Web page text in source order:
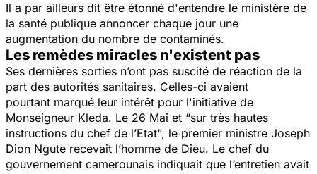
Il a par ailleurs dit être étonné d'entendre le ministère de
la santé publique annoncer chaque jour une
augmentation du nombre de contaminés.
Les remèdes miracles n'existent pas
Ses dernières sorties n’ont pas suscité de réaction de la
part des autorités sanitaires. Celles-ci avaient
pourtant marqué leur intérêt pour l'initiative de
Monseigneur Kleda. Le 26 Mai et “sur très hautes
instructions du chef de l’Etat“, le premier ministre Joseph
Dion Ngute recevait l’homme de Dieu. Le chef du
gouvernement camerounais indiquait que l‘entretien avait